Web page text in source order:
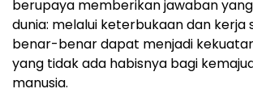
berupaya memberikan jawaban
dunia: melalui keterbukaan dan kerja
benar-benar dapat menjadi
yang tidak ada habisnya bagi
manusia.